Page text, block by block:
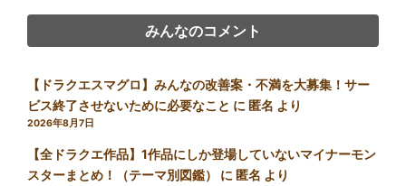
みんなのコメント
【ドラクエスマグロ】みんなの改善案・不満を大募集！サー
ビス終了させないために必要なこと に 匿名 より
2026年8月7日
【全ドラクエ作品】1作品にしか登場していないマイナーモン
スターまとめ！（テーマ別図鑑）
に 匿名 より